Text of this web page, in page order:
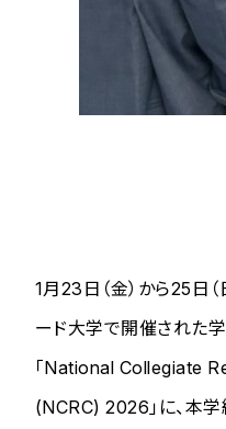
1月23日（金）から25日
ード大学で開催された
「National Collegiate
(NCRC) 2026」に、本